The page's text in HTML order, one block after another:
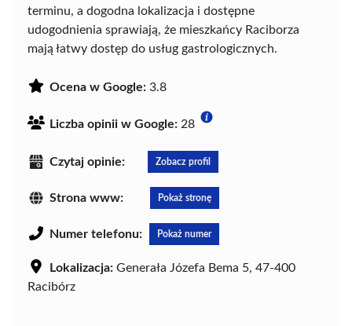
terminu, a dogodna lokalizacja i dostępne
udogodnienia sprawiają, że mieszkańcy Raciborza
mają łatwy dostęp do usług gastrologicznych.
Ocena w Google: 3.8
Liczba opinii w Google: 28
Czytaj opinie: Zobacz profil
Strona www: Pokaż stronę
Numer telefonu: Pokaż numer
Lokalizacja: Generała Józefa Bema 5, 47-400
Racibórz